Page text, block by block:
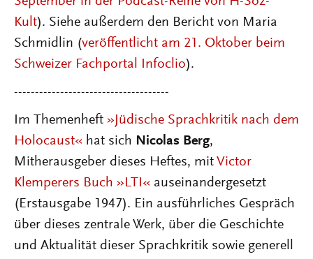
Kult). Siehe außerdem den Bericht von Maria
Schmidlin (veröffentlicht am 21. Oktober beim
Schweizer Fachportal Infoclio).
-------------------------------------
Im Themenheft »Jüdische Sprachkritik nach dem
Holocaust« hat sich Nicolas Berg,
Mitherausgeber dieses Heftes, mit Victor
Klemperers Buch »LTI« auseinandergesetzt
(Erstausgabe 1947). Ein ausführliches Gespräch
über dieses zentrale Werk, über die Geschichte
und Aktualität dieser Sprachkritik sowie generell